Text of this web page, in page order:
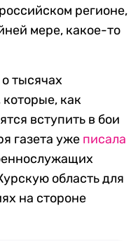
регионе,
мере, какое-то
тысячах
как
вступить в бои
газета уже писала
область для
на стороне